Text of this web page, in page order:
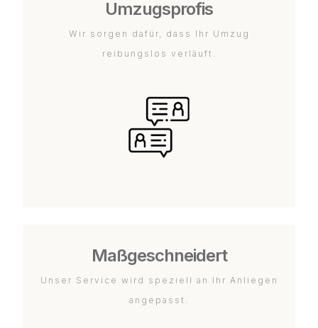
Umzugsprofis
Wir sorgen dafür, dass Ihr Umzug
reibungslos verläuft.
Maßgeschneidert
Unser Service wird speziell an Ihr Anliegen
angepasst.